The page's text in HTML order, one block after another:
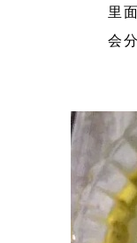
里
会